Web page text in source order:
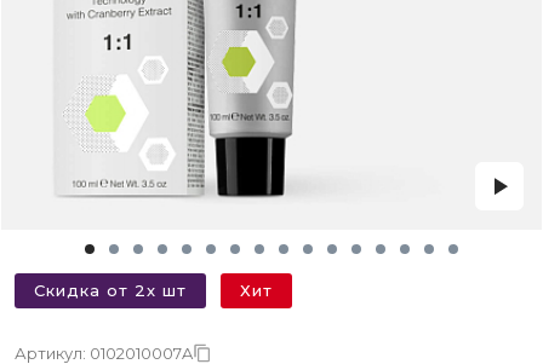
Скидка от 2х шт Хит
Артикул: 0102010007A